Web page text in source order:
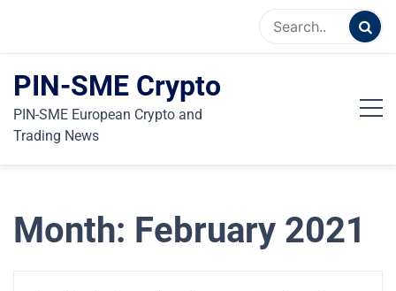
content
PIN-SME Crypto
PIN-SME European Crypto and
Trading News
Month: February 2021